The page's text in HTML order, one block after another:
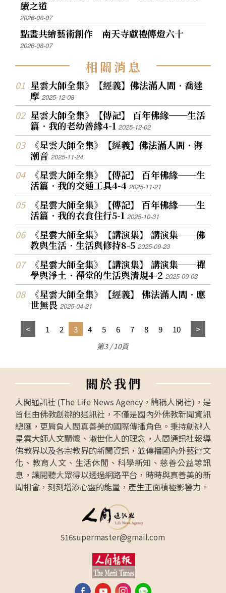
續之道
2026-08-07
點畫共繪藝術創作 南天寺獻禮傳燈六十
2026-08-07
相關消息
星雲大師全集》【經義】佛法滿人間．喬達
摩2025-12-08
星雲大師全集》【傳記】 百年佛緣──生活
篇．我的老幼善緣4-12025-12-02
《星雲大師全集》【經義】佛法滿人間．海
潮音2025-11-24
《星雲大師全集》【傳記】 百年佛緣──生
活篇．我的交通工具4-42025-11-21
《星雲大師全集》【傳記】 百年佛緣──生
活篇．我的衣食住行5-12025-10-31
《星雲大師全集》【講演集】 講演集──佛
教與生活．生活與修持8-52025-09-23
《星雲大師全集》【講演集】 講演集──禪
學與淨土．禪堂的生活與清規4-22025-09-03
《星雲大師全集》【經義】 佛法滿人間．應
世無畏2025-04-21
1 2 3 4 5 6 7 8 9 10
第3 / 10頁
關於我們
人間通訊社 (The Life News Agency，簡稱人間社)，是
首個由佛教創辦的通訊社，不僅是國內外佛教新聞資訊
總匯，更肩負人間真善美的國際傳播角色。秉持創辦人
星雲大師人文關懷、淑世化人的理念，人間通訊社報導
佛教界以及各宗教界的新聞資訊，並傳播國內外藝術文
化、教育人文、生活休閒、科學新知、慈善公益等訊
息，讓閱聽大眾得以透過網路平台，時時與真善美的新
聞相會，刻刻增添心靈的能量，產生正面積極影響力。
516supermaster@gmail.com